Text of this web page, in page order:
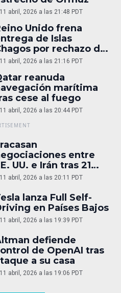
11 abril, 2026 a las 21:48 PDT
Unido frena
de Islas
por rechazo de
11 abril, 2026 a las 21:16 PDT
reanuda
marítima
cese al fuego
11 abril, 2026 a las 20:44 PDT
entre
UU. e Irán tras 21
11 abril, 2026 a las 20:11 PDT
lanza Full Self-
en Países Bajos
11 abril, 2026 a las 19:39 PDT
defiende
de OpenAI tras
a su casa
11 abril, 2026 a las 19:06 PDT